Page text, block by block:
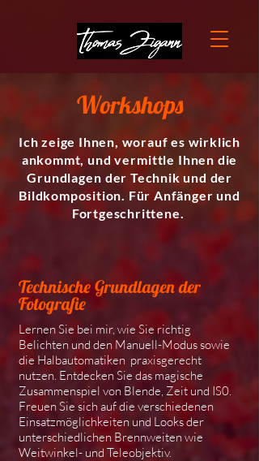
Workshops
Ich zeige Ihnen, worauf es wirklich
ankommt, undvermittle Ihnen die
Grundlagen der Technik und der
Bildkomposition. Für Anfänger und
Fortgeschrittene.
TechnischeGrundlagen der
Fotografie
​Lernen Sie bei mir, wie Sie richtig
Belichten und den Manuell-Modus sowie
die Halbautomatiken praxisgerecht
nutzen. Entdecken Sie das magische
Zusammenspiel von Blende, Zeit und IS0.
Freuen Sie sich auf die verschiedenen
Einsatzmöglichkeiten und Looks der
unterschiedlichen Brennweiten wie
Weitwinkel- und Teleobjektiv.